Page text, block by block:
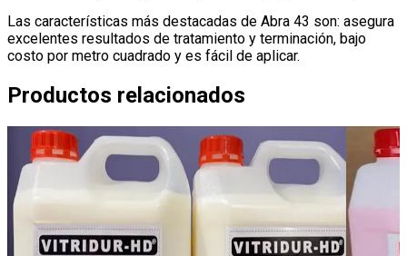
Las características más destacadas de Abra 43 son: asegura
excelentes resultados de tratamiento y terminación, bajo
costo por metro cuadrado y es fácil de aplicar.
Productos relacionados